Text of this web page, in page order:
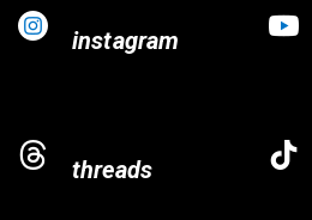
instagram
threads